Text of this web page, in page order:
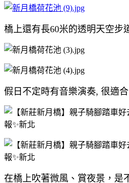
橋上還有長60米的透明天空步
假日不定時有音樂演奏, 很適
在橋上吹著微風、賞夜景，是